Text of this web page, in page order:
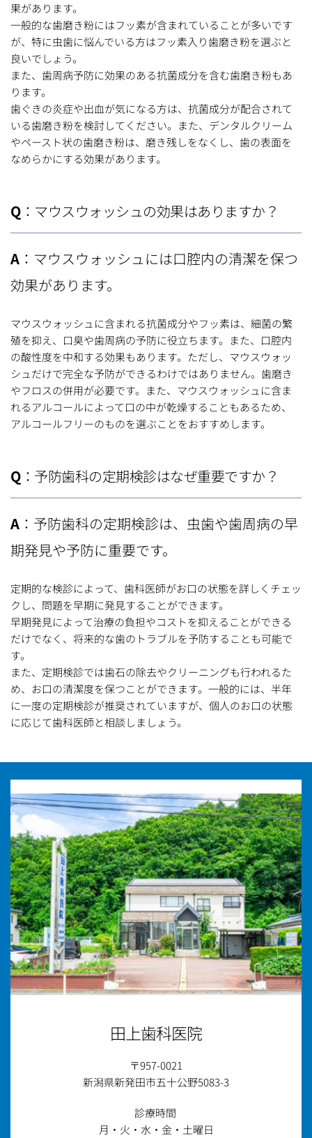
果があります。
一般的な歯磨き粉にはフッ素が含まれていることが多いです
が、特に虫歯に悩んでいる方はフッ素入り歯磨き粉を選ぶと
良いでしょう。
また、歯周病予防に効果のある抗菌成分を含む歯磨き粉もあ
ります。
歯ぐきの炎症や出血が気になる方は、抗菌成分が配合されて
いる歯磨き粉を検討してください。また、デンタルクリーム
やペースト状の歯磨き粉は、磨き残しをなくし、歯の表面を
なめらかにする効果があります。
Q：マウスウォッシュの効果はありますか？
A ：マウスウォッシュには口腔内の清潔を保つ
効果があります。
マウスウォッシュに含まれる抗菌成分やフッ素は、細菌の繁
殖を抑え、口臭や歯周病の予防に役立ちます。また、口腔内
の酸性度を中和する効果もあります。ただし、マウスウォッ
シュだけで完全な予防ができるわけではありません。歯磨き
やフロスの併用が必要です。また、マウスウォッシュに含ま
れるアルコールによって口の中が乾燥することもあるため、
アルコールフリーのものを選ぶことをおすすめします。
Q：予防歯科の定期検診はなぜ重要ですか？
A ：予防歯科の定期検診は、虫歯や歯周病の早
期発見や予防に重要です。
定期的な検診によって、歯科医師がお口の状態を詳しくチェッ
クし、問題を早期に発見することができます。
早期発見によって治療の負担やコストを抑えることができる
だけでなく、将来的な歯のトラブルを予防することも可能で
す。
また、定期検診では歯石の除去やクリーニングも行われるた
め、お口の清潔度を保つことができます。一般的には、半年
に一度の定期検診が推奨されていますが、個人のお口の状態
に応じて歯科医師と相談しましょう。
田上歯科医院
〒957-0021
新潟県新発田市五十公野5083-3
診療時間
月・火・水・金・土曜日